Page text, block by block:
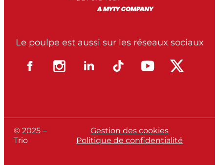
Le poulpe est aussi sur les réseaux sociaux
© 2025 –
Trio
Gestion des cookies
Politique de confidentialité